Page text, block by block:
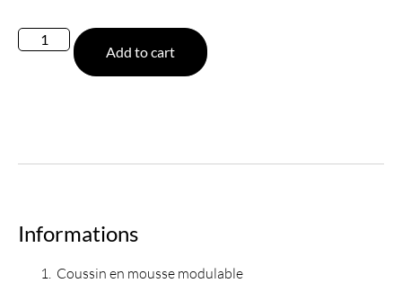
Add to cart
Informations
Coussin en mousse modulable